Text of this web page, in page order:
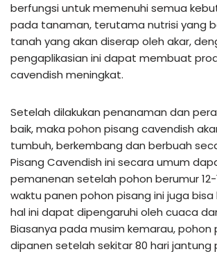
berfungsi untuk memenuhi semua
pada tanaman, terutama nutrisi yang
tanah yang akan diserap oleh akar,
pengaplikasian ini dapat membuat
cavendish meningkat.
Setelah dilakukan penanaman dan
baik, maka pohon pisang cavendish
tumbuh, berkembang dan berbuah
Pisang Cavendish ini secara umum
pemanenan setelah pohon berumur
waktu panen pohon pisang ini juga
hal ini dapat dipengaruhi oleh cuaca
Biasanya pada musim kemarau, pohon
dipanen setelah sekitar 80 hari jantung